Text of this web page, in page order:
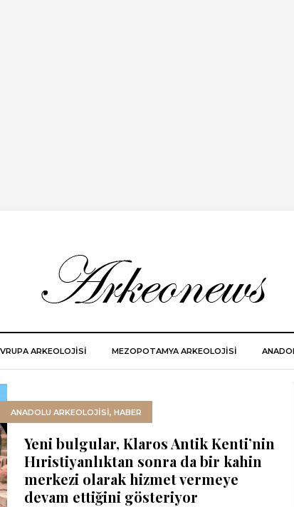
ARKEOLOJISI MEZOPOTAMYA ARKEOLOJISI
ANADOLU ARKEOLOJİSİ, HABER
Yeni bulgular, Klaros Antik Kenti’nin
Hıristiyanlıktan sonra da bir kahin
merkezi olarak hizmet vermeye
devam ettiğini gösteriyor